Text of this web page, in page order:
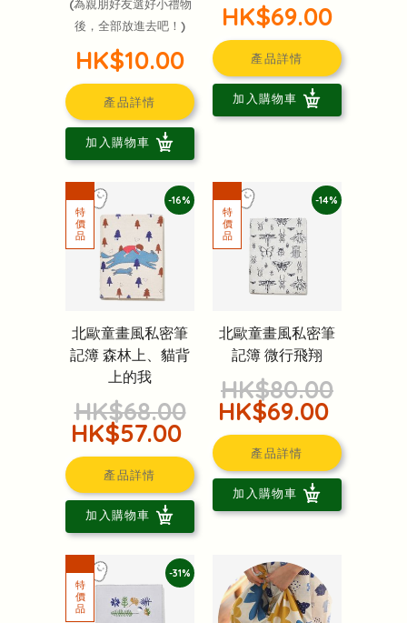
(為親朋好友選好小禮物
後，全部放進去吧！)
HK$10.00
產品詳情
加入購物車
HK$69.00
產品詳情
加入購物車
-16%
北歐童畫風私密筆
記簿 森林上、貓背
上的我
HK$68.00
HK$57.00
產品詳情
加入購物車
-14%
北歐童畫風私密筆
記簿 微行飛翔
HK$80.00
HK$69.00
產品詳情
加入購物車
-31%